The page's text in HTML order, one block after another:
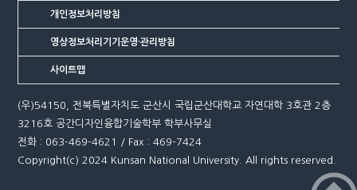
개인정보처리방침
영상정보처리기기운영·관리방침
사이트맵
(우)54150, 전북특별자치도 군산시 국립군산대학교 자연대학 3호관 2층
3216호 공간디자인융합기술학부 학부사무실
전화 : 063-469-4621 / Fax : 469-7424
Copyright(c) 2024 Kunsan National University. All rights reserved.